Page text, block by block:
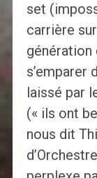
set
carrière
génération
s’emparer
laissé par
(« ils ont
nous dit